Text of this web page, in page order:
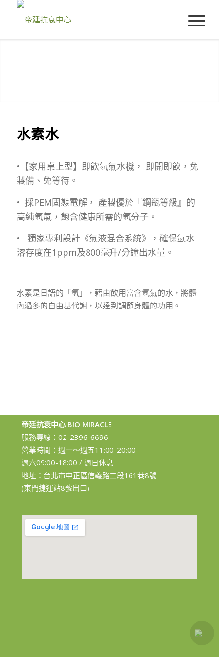
水素水
•【家用桌上型】即飲氫氣水機， 即開即飲，免
製備、免等待。
• 採PEM固態電解， 產製優於『鋼瓶等級』的
高純氫氣，飽含健康所需的氫分子。
• 獨家專利設計《氣液混合系統》，確保氫水
溶存度在1ppm及800毫升/分鐘出水量。
水素是日語的「氫」，藉由飲用富含氫氣的水，將體
內過多的自由基代謝，以達到調節身體的功用。
帝廷抗衰中心 BIO MIRACLE
服務專線： 02-2396-6696
營業時間：週一～週五11:00-20:00
週六09:00-18:00 / 週日休息
地址：台北市中正區信義路二段161巷8號
(東門捷運站8號出口)